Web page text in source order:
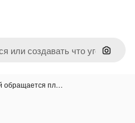
Поиск
обращается пл…